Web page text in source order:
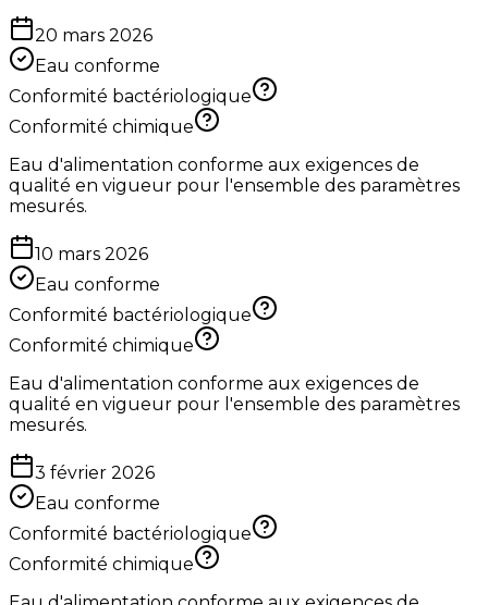
20 mars 2026
Eau conforme
Conformité bactériologique
Conformité chimique
Eau d'alimentation conforme aux exigences de
qualité en vigueur pour l'ensemble des paramètres
mesurés.
10 mars 2026
Eau conforme
Conformité bactériologique
Conformité chimique
Eau d'alimentation conforme aux exigences de
qualité en vigueur pour l'ensemble des paramètres
mesurés.
3 février 2026
Eau conforme
Conformité bactériologique
Conformité chimique